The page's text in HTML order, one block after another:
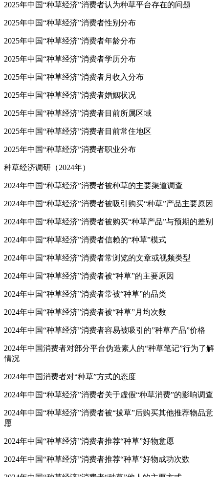
2025年中国“种草经济”消费者认为种草平台存在的问题
2025年中国“种草经济”消费者性别分布
2025年中国“种草经济”消费者年龄分布
2025年中国“种草经济”消费者学历分布
2025年中国“种草经济”消费者月收入分布
2025年中国“种草经济”消费者婚姻状况
2025年中国“种草经济”消费者目前所属区域
2025年中国“种草经济”消费者目前常住地区
2025年中国“种草经济”消费者职业分布
种草经济调研（2024年）
2024年中国“种草经济”消费者被种草的主要渠道调查
2024年中国“种草经济”消费者被吸引购买“种草”产品主要原因
2024年中国“种草经济”消费者被购买“种草产品”与预期的差别
2024年中国“种草经济”消费者信赖的“种草”模式
2024年中国“种草经济”消费者常浏览的文章或视频类型
2024年中国“种草经济”消费者被“种草”的主要原因
2024年中国“种草经济”消费者常被“种草”的品类
2024年中国“种草经济”消费者被“种草”月均次数
2024年中国“种草经济”消费者容易被吸引的”种草产品”价格
2024年中国消费者对部分平台伪造素人的“种草笔记”行为了解
情况
2024年中国消费者对“种草”方式的态度
2024年中国“种草经济”消费者关于虚假“种草消费”的影响调查
2024年中国“种草经济”消费者被“拔草”后购买其他推荐物品意
愿
2024年中国“种草经济”消费者推荐“种草”好物意愿
2024年中国“种草经济”消费者推荐“种草”好物成功次数